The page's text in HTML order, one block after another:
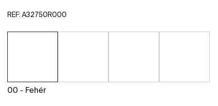
REF: A32750R000
00 - Fehér